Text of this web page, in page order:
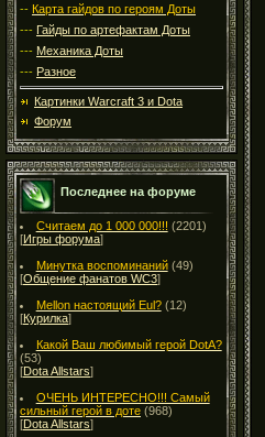
-- Карта гайдов по героям Доты
--- Гайды по артефактам Доты
--- Механика Доты
--- Разное
Картинки Warcraft 3 и Dota
Форум
Последнее на форуме
Считаем до 1 000 000!!! (2201)
[Игры форума]
Минутка воспоминаний (49)
[Общение фанатов WC3]
Mellon настоящий Eul? (12)
[Курилка]
Какой Ваш любимый герой DotA?
(53)
[Dota Allstars]
ОЧЕНЬ ИНТЕРЕСНО!!! Самый
сильный герой в доте (968)
[Dota Allstars]